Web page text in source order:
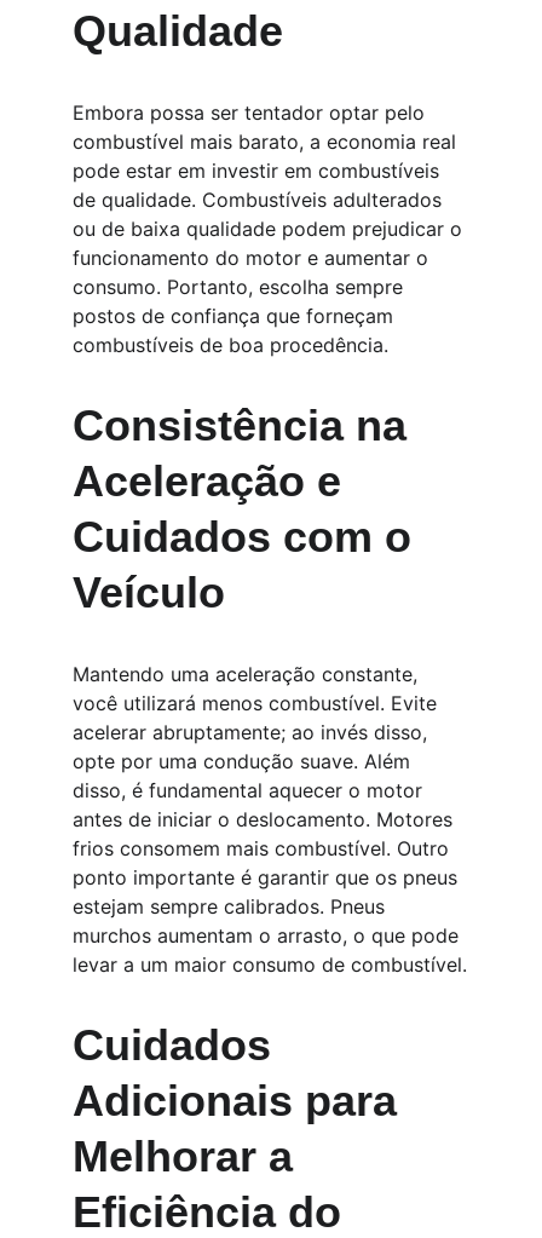
Qualidade
Embora possa ser tentador optar pelo
combustível mais barato, a economia real
pode estar em investir em combustíveis
de qualidade. Combustíveis adulterados
ou de baixa qualidade podem prejudicar o
funcionamento do motor e aumentar o
consumo. Portanto, escolha sempre
postos de confiança que forneçam
combustíveis de boa procedência.
Consistência na
Aceleração e
Cuidados com o
Veículo
Mantendo uma aceleração constante,
você utilizará menos combustível. Evite
acelerar abruptamente; ao invés disso,
opte por uma condução suave. Além
disso, é fundamental aquecer o motor
antes de iniciar o deslocamento. Motores
frios consomem mais combustível. Outro
ponto importante é garantir que os pneus
estejam sempre calibrados. Pneus
murchos aumentam o arrasto, o que pode
levar a um maior consumo de combustível.
Cuidados
Adicionais para
Melhorar a
Eficiência do